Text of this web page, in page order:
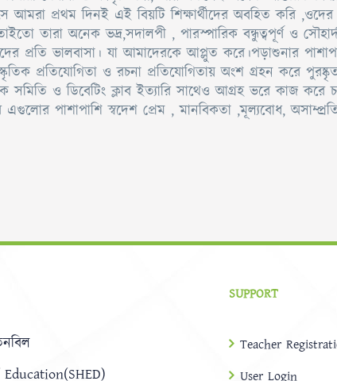
আমরা প্রথম দিনই এই বিয়টি শিক্ষার্থীদের অবহিত করি
তারা অনেক ভদ্র,সদালপী , পারস্পারিক বন্ধুত্বপূর্ণ ও
প্রতি ভালবাসা। যা আমাদেরকে আপ্লুত করে।পড়াশুনার
প্রতিযোগিতা ও রচনা প্রতিযোগিতায় অংশ গ্রহন করে
সমিতি ও ডিবেটিং ক্লাব ইত্যারি সাথেও আগ্রহ ভরে কাজ
পাশাপাশি স্বদেশ প্রেম , মানবিকতা ,মূল্যবোধ,
SUPPORT
Teacher
User Login